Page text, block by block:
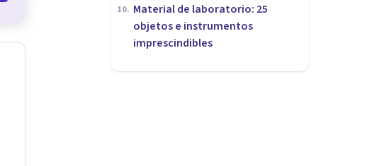
10. Material de laboratorio: 25
objetos e instrumentos
imprescindibles